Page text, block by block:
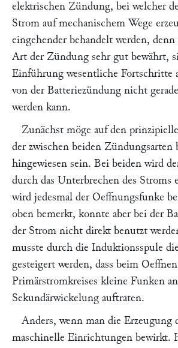
elektrischen Zündung, bei welcher
Strom auf mechanischem Wege
eingehender behandelt werden, denn
Art der Zündung sehr gut bewährt,
Einführung wesentliche Fortschritte
von der Batteriezündung nicht
werden kann.
Zunächst möge auf den
der zwischen beiden Zündungsarten
hingewiesen sein. Bei beiden wird
durch das Unterbrechen des Stroms
wird jedesmal der Oeffnungsfunke
oben bemerkt, konnte aber bei der
der Strom nicht direkt benutzt
musste durch die Induktionsspule
gesteigert werden, dass beim
Primärstromkreises kleine Funken
Sekundärwickelung auftraten.
Anders, wenn man die Erzeugung
maschinelle Einrichtungen bewirkt.